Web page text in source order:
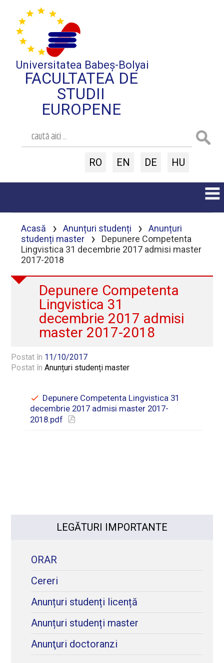
Universitatea Babeș-Bolyai
FACULTATEA DE
STUDII
EUROPENE
RO EN DE HU
Acasă › Anunțuri studenți ›
Anunțuri
studenți master
›
Depunere Competenta
Lingvistica 31 decembrie 2017 admisi master
2017-2018
Depunere Competenta
Lingvistica 31
decembrie 2017 admisi
master 2017-2018
Postat în 11/10/2017
Postat înAnunțuri studenți master
Depunere Competenta Lingvistica 31
decembrie 2017 admisi master 2017-
2018.pdf
LEGĂTURI IMPORTANTE
ORAR
Cereri
Anunțuri studenți licență
Anunțuri studenți master
Anunţuri doctoranzi